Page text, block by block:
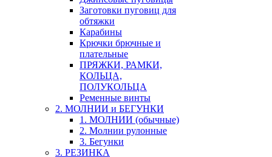
Заготовки пуговиц для
обтяжки
Карабины
Крючки брючные и
плательные
ПРЯЖКИ, РАМКИ,
КОЛЬЦА,
ПОЛУКОЛЬЦА
Ременные винты
2. МОЛНИИ и БЕГУНКИ
1. МОЛНИИ (обычные)
2. Молнии рулонные
3. Бегунки
3. РЕЗИНКА